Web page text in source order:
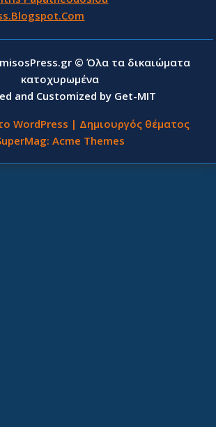
© Όλα τα δικαιώματα
κατοχυρωμένα
and Customized by Get-MIT
WordPress | Δημιουργός θέματος
Acme Themes